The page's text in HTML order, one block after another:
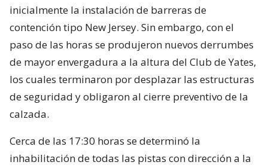
inicialmente la instalación de barreras de
contención tipo New Jersey. Sin embargo, con el
paso de las horas se produjeron nuevos derrumbes
de mayor envergadura a la altura del Club de Yates,
los cuales terminaron por desplazar las estructuras
de seguridad y obligaron al cierre preventivo de la
calzada.
Cerca de las 17:30 horas se determinó la
inhabilitación de todas las pistas con dirección a la